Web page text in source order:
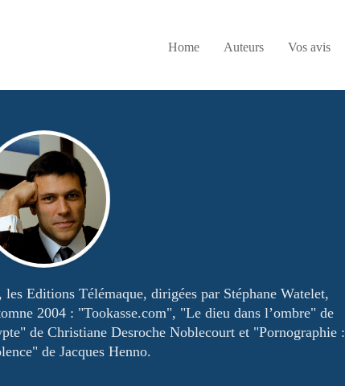
Home Auteurs Vos avis
Editions Télémaque, dirigées par Stéphane Watelet,
2004 : "Tookasse.com", "Le dieu dans l’ombre" de
de Christiane Desroche Noblecourt et "Pornographie :
de Jacques Henno.